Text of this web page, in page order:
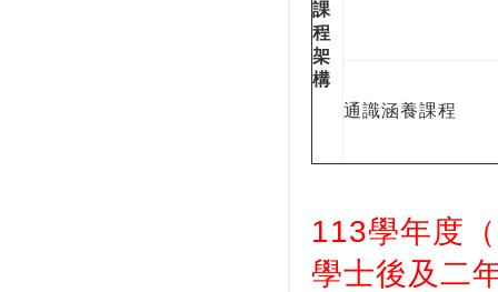
課
程
架
構
通識涵養課程
113學年度
學士後及二